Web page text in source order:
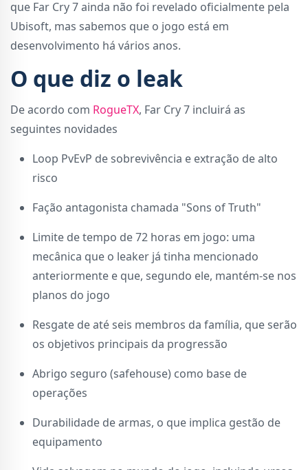
que Far Cry 7 ainda não foi revelado oficialmente pela
Ubisoft, mas sabemos que o jogo está em
desenvolvimento há vários anos.
O que diz o leak
De acordo com RogueTX, Far Cry 7 incluirá as
seguintes novidades
Loop PvEvP de sobrevivência e extração de alto
risco
Fação antagonista chamada "Sons of Truth"
Limite de tempo de 72 horas em jogo: uma
mecânica que o leaker já tinha mencionado
anteriormente e que, segundo ele, mantém-se nos
planos do jogo
Resgate de até seis membros da família, que serão
os objetivos principais da progressão
Abrigo seguro (safehouse) como base de
operações
Durabilidade de armas, o que implica gestão de
equipamento